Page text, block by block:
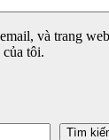
và trang
tôi.
Tìm